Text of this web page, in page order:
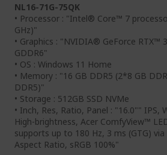
NL16-71G-75QK
• Processor : "Intel® Core™ 7
GHz)"
• Graphics : "NVIDIA® GeForce RTX™
GDDR6"
• OS : Windows 11 Home
• Memory : "16 GB DDR5 (2*8 GB
DDR5)"
• Storage : 512GB SSD NVMe
• Inch, Res, Ratio, Panel : "16.0"" IPS,
High-brightness, Acer ComfyView™
supports up to 180 Hz, 3 ms (GTG) via
Aspect Ratio, sRGB 100%"